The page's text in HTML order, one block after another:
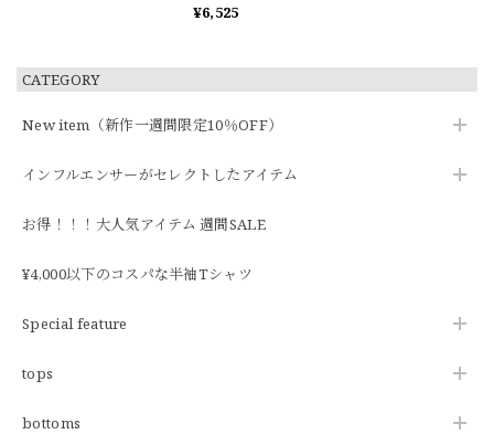
CATEGORY
New item（新作一週間限定10％OFF）
インフルエンサーがセレクトしたアイテム
お得！！！大人気アイテム 週間SALE
¥4,000以下のコスパな半袖Tシャツ
Special feature
tops
bottoms
¥6,525